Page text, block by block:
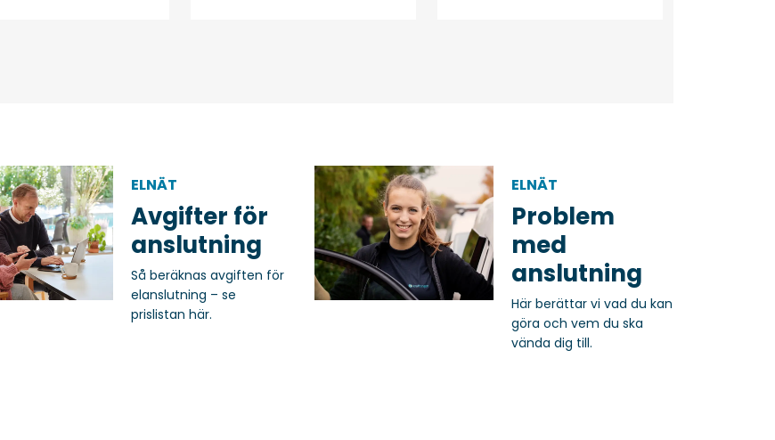
ELNÄT
Avgifter för
anslutning
Så beräknas avgiften för
elanslutning – se
prislistan här.
ELNÄT
Problem
med
anslutning
Här berättar vi vad du kan
göra och vem du ska
vända dig till.